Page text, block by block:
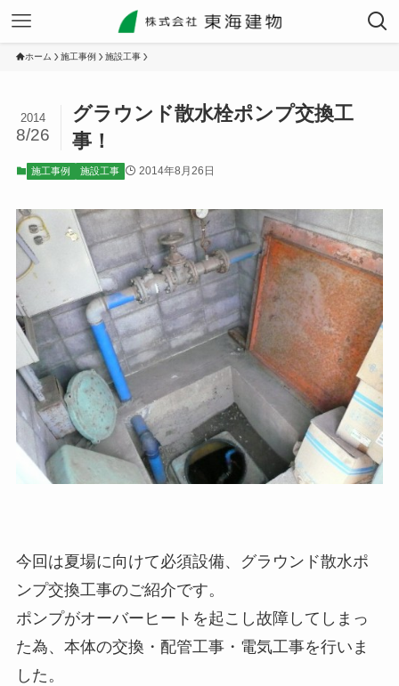
ホーム 施工事例 施設工事
グラウンド散水栓ポンプ交換工
事！
2014
8/26
施工事例 施設工事 2014年8月26日
今回は夏場に向けて必須設備、グラウンド散水ポ
ンプ交換工事のご紹介です。
ポンプがオーバーヒートを起こし故障してしまっ
た為、本体の交換・配管工事・電気工事を行いま
した。